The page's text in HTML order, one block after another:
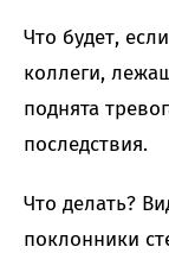
Что будет,
коллеги,
поднята
последствия.
Что делать?
поклонники